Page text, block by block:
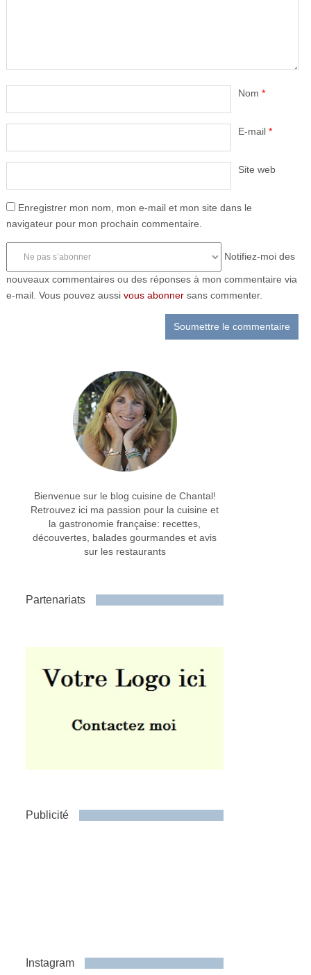
Nom *
E-mail *
Site web
Enregistrer mon nom, mon e-mail et mon site dans le
navigateur pour mon prochain commentaire.
Notifiez-moi des
nouveaux commentaires ou des réponses à mon commentaire via
e-mail. Vous pouvez aussi vous abonnersans commenter.
Bienvenue sur le blog cuisine de Chantal!
Retrouvez ici ma passion pour la cuisine et
la gastronomie française: recettes,
découvertes, balades gourmandes et avis
sur les restaurants
Partenariats
Publicité
Instagram